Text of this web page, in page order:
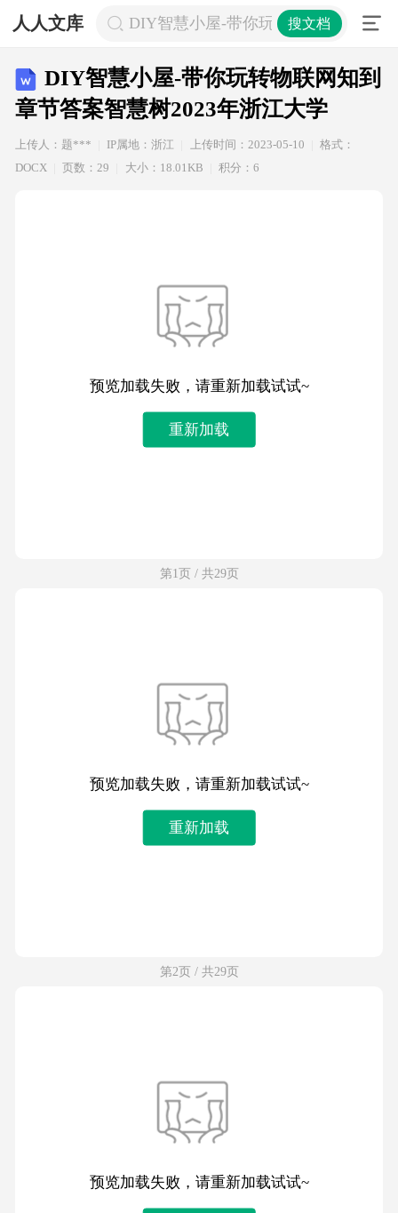
人人文库 DIY智慧小屋-带你玩转物联网知到章
搜文档
DIY智慧小屋-带你玩转物联网知到
章节答案智慧树2023年浙江大学
上传人：题*** IP属地：浙江 上传时间：2023-05-10
格式：
DOCX
页数：29 大小：18.01KB 积分：6
预览加载失败，请重新加载试试~
重新加载
第1页 / 共29页
预览加载失败，请重新加载试试~
重新加载
第2页 / 共29页
预览加载失败，请重新加载试试~